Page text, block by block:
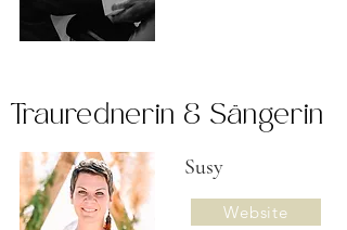
Traurednerin & Sängerin
Susy
Website